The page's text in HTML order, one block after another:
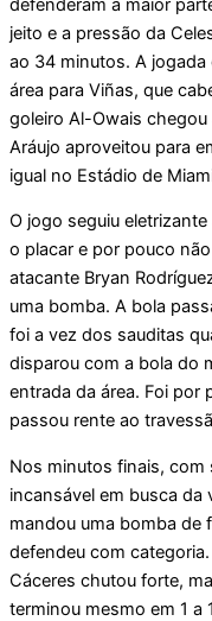
defenderam a maior
jeito e a pressão da
ao 34 minutos. A
área para Viñas, que
goleiro Al-Owais
Aráujo aproveitou para
igual no Estádio de
O jogo seguiu
o placar e por pouco
atacante Bryan
uma bomba. A bola
foi a vez dos sauditas
disparou com a bola do
entrada da área. Foi por
passou rente ao
Nos minutos finais, com
incansável em busca da
mandou uma bomba de
defendeu com
Cáceres chutou forte,
terminou mesmo em 1 a